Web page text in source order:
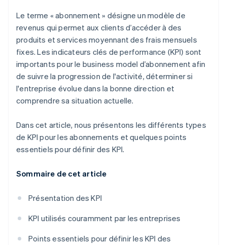
Le terme « abonnement » désigne un modèle de
revenus qui permet aux clients d’accéder à des
produits et services moyennant des frais mensuels
fixes. Les indicateurs clés de performance (KPI) sont
importants pour le business model d’abonnement afin
de suivre la progression de l'activité, déterminer si
l'entreprise évolue dans la bonne direction et
comprendre sa situation actuelle.
Dans cet article, nous présentons les différents types
de KPI pour les abonnements et quelques points
essentiels pour définir des KPI.
Sommaire de cet article
Présentation des KPI
KPI utilisés couramment par les entreprises
Points essentiels pour définir les KPI des